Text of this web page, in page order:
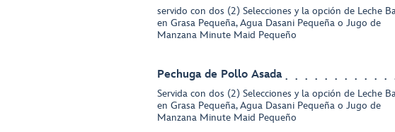
servido con dos (2) Selecciones y la opción de Leche
en Grasa Pequeña, Agua Dasani Pequeña o Jugo de
Manzana Minute Maid Pequeño
Pechuga de Pollo Asada
Servida con dos (2) Selecciones y la opción de Leche
en Grasa Pequeña, Agua Dasani Pequeña o Jugo de
Manzana Minute Maid Pequeño